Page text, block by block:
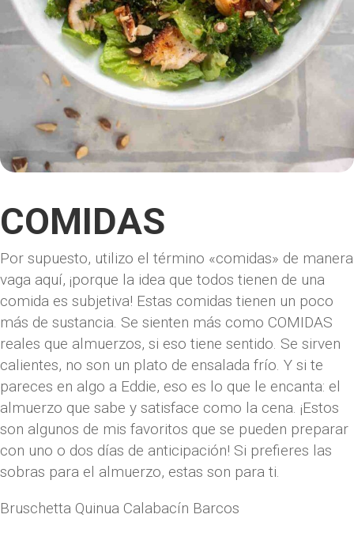
COMIDAS
Por supuesto, utilizo el término «comidas» de manera
vaga aquí, ¡porque la idea que todos tienen de una
comida es subjetiva! Estas comidas tienen un poco
más de sustancia. Se sienten más como COMIDAS
reales que almuerzos, si eso tiene sentido. Se sirven
calientes, no son un plato de ensalada frío. Y si te
pareces en algo a Eddie, eso es lo que le encanta: el
almuerzo que sabe y satisface como la cena. ¡Estos
son algunos de mis favoritos que se pueden preparar
con uno o dos días de anticipación! Si prefieres las
sobras para el almuerzo, estas son para ti.
Bruschetta Quinua Calabacín Barcos